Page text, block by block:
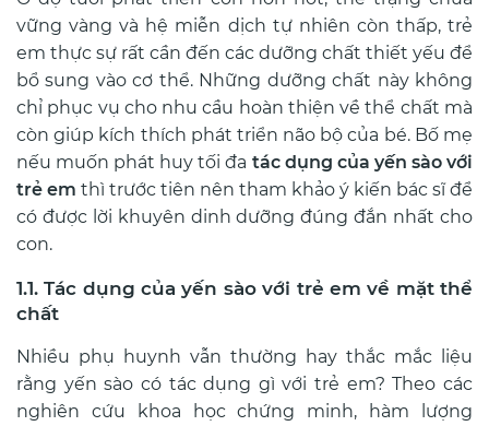
vững vàng và hệ miễn dịch tự nhiên còn thấp, trẻ
em thực sự rất cần đến các dưỡng chất thiết yếu để
bổ sung vào cơ thể. Những dưỡng chất này không
chỉ phục vụ cho nhu cầu hoàn thiện về thể chất mà
còn giúp kích thích phát triển não bộ của bé. Bố mẹ
nếu muốn phát huy tối đa tác dụng của yến sào với
trẻ em thì trước tiên nên tham khảo ý kiến bác sĩ để
có được lời khuyên dinh dưỡng đúng đắn nhất cho
con.
1.1. Tác dụng của yến sào với trẻ em về mặt thể
chất
Nhiều phụ huynh vẫn thường hay thắc mắc liệu
rằng yến sào có tác dụng gì với trẻ em? Theo các
nghiên cứu khoa học chứng minh, hàm lượng